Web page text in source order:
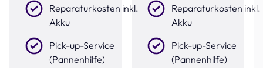
Reparaturkosten inkl.
Akku
Pick-up-Service
(Pannenhilfe)
Reparaturkosten inkl.
Akku
Pick-up-Service
(Pannenhilfe)